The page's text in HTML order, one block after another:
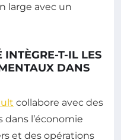
large avec un
T-IL LES
DANS
collabore avec des
l’économie
et des opérations